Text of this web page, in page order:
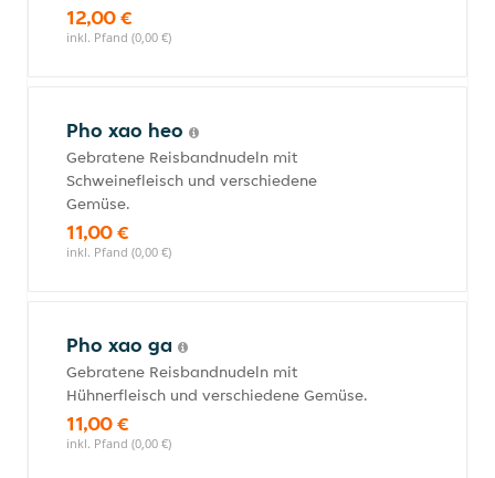
12,00 €
inkl. Pfand (0,00 €)
Pho xao heo
Gebratene Reisbandnudeln mit
Schweinefleisch und verschiedene
Gemüse.
11,00 €
inkl. Pfand (0,00 €)
Pho xao ga
Gebratene Reisbandnudeln mit
Hühnerfleisch und verschiedene Gemüse.
11,00 €
inkl. Pfand (0,00 €)